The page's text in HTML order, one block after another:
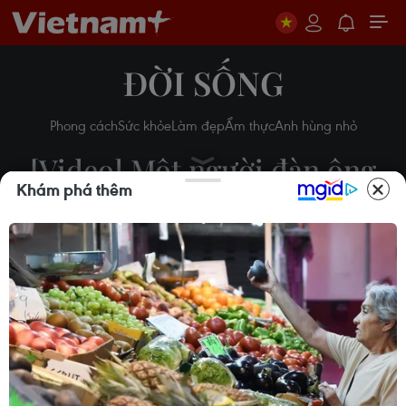
ĐỜI SỐNG
Phong cáchSức khỏeLàm đẹpẨm thựcAnh hùng nhỏ
[Video] Một người đàn ông
tìm cách trèo lên tháp Eiffel
21/05/2019 01:44
Theo dõi VietnamPlus
Khám phá thêm